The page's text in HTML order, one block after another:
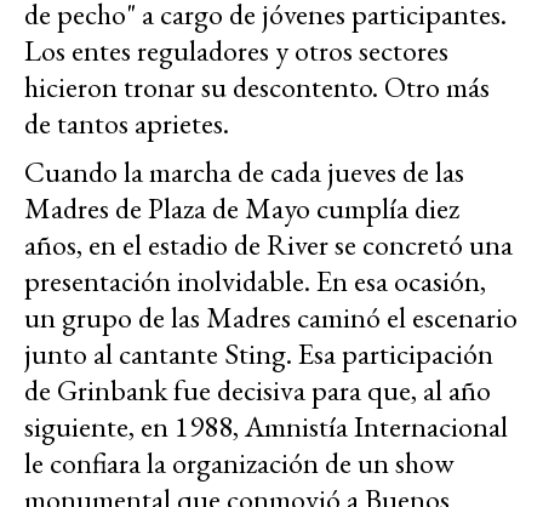
de pecho" a cargo de jóvenes participantes.
Los entes reguladores y otros sectores
hicieron tronar su descontento. Otro más
de tantos aprietes.
Cuando la marcha de cada jueves de las
Madres de Plaza de Mayo cumplía diez
años, en el estadio de River se concretó una
presentación inolvidable. En esa ocasión,
un grupo de las Madres caminó el escenario
junto al cantante Sting. Esa participación
de Grinbank fue decisiva para que, al año
siguiente, en 1988, Amnistía Internacional
le confiara la organización de un show
monumental que conmovió a Buenos